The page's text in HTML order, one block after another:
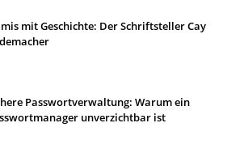
mit Geschichte: Der Schriftsteller Cay
Passwortverwaltung: Warum ein
unverzichtbar ist